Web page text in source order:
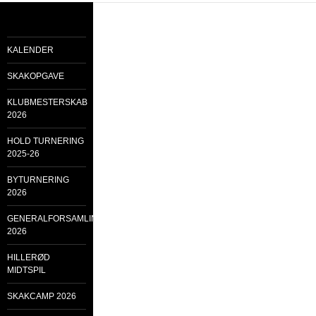
KALENDER
SKAKOPGAVE
KLUBMESTERSKAB
2026
HOLD TURNERING
2025-26
BYTURNERING
2026
GENERALFORSAMLING
2026
HILLERØD
MIDTSPIL
SKAKCAMP 2026